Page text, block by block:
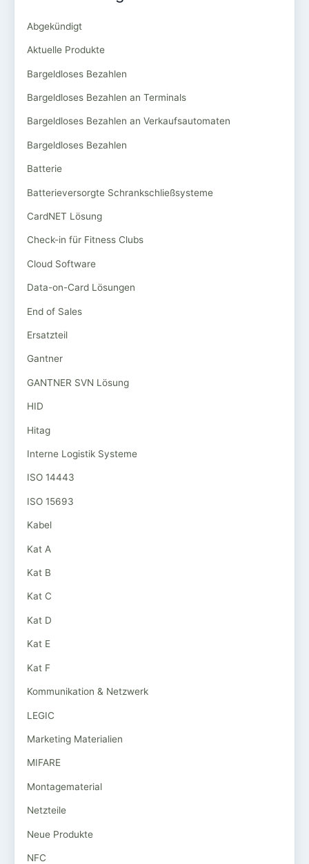
Abgekündigt
Aktuelle Produkte
Bargeldloses Bezahlen
Bargeldloses Bezahlen an Terminals
Bargeldloses Bezahlen an Verkaufsautomaten
Bargeldloses Bezahlen
Batterie
Batterieversorgte Schrankschließsysteme
CardNET Lösung
Check-in für Fitness Clubs
Cloud Software
Data-on-Card Lösungen
End of Sales
Ersatzteil
Gantner
GANTNER SVN Lösung
HID
Hitag
Interne Logistik Systeme
ISO 14443
ISO 15693
Kabel
Kat A
Kat B
Kat C
Kat D
Kat E
Kat F
Kommunikation & Netzwerk
LEGIC
Marketing Materialien
MIFARE
Montagematerial
Netzteile
Neue Produkte
NFC